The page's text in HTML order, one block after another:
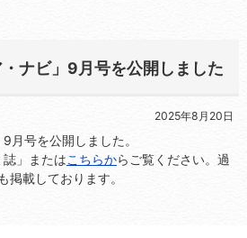
ナビ」9月号を公開しました
2025年8月20日
月号を公開しました。
誌」またはこちらからご覧ください。過
掲載しております。